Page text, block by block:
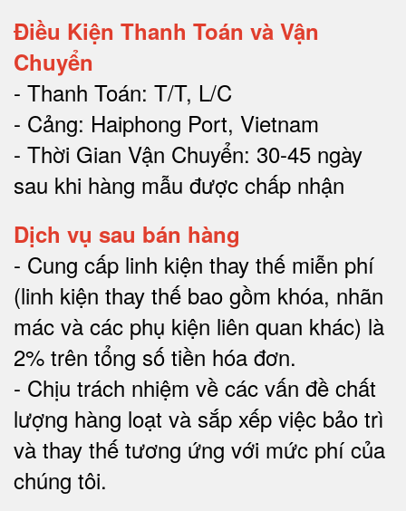
Điều Kiện Thanh Toán và Vận
Chuyển
- Thanh Toán: T/T, L/C
- Cảng: Haiphong Port, Vietnam
- Thời Gian Vận Chuyển: 30-45 ngày
sau khi hàng mẫu được chấp nhận
Dịch vụ sau bán hàng
- Cung cấp linh kiện thay thế miễn phí
(linh kiện thay thế bao gồm khóa, nhãn
mác và các phụ kiện liên quan khác) là
2% trên tổng số tiền hóa đơn.
- Chịu trách nhiệm về các vấn đề chất
lượng hàng loạt và sắp xếp việc bảo trì
và thay thế tương ứng với mức phí của
chúng tôi.